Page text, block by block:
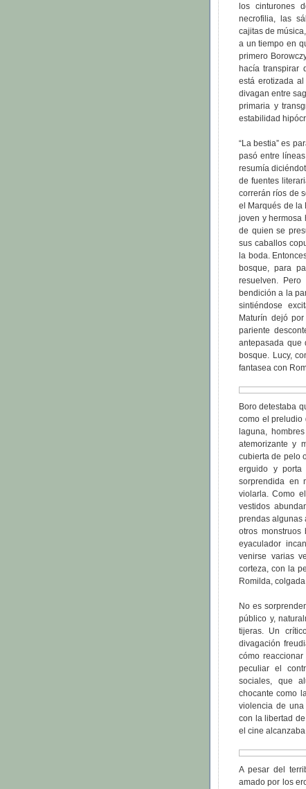
los cinturones
necrofilia, las
cajitas de
a un tiempo en
primero
hacía transpirar
está erotizada
divagan entre
primaria y
estabilidad
“La bestia” es
pasó entre
resumía
de fuentes
correrán ríos de
el Marqués de la
joven y hermosa
de quien se
sus caballos
la boda.
bosque, para
resuelven.
bendición a la
sintiéndose
Maturín dejó
pariente
antepasada que
bosque. Lucy,
fantasea con
Boro detestaba
como el preludio
laguna,
atemorizante y
cubierta de pelo
erguido y porta
sorprendida en
violarla. Como
vestidos
prendas algunas
otros
eyaculador
venirse varias
corteza, con la
Romilda,
No es
público y,
tijeras. Un
divagación
cómo
peculiar el
sociales, que
chocante como
violencia de
con la libertad
el cine
A pesar del
amado por los